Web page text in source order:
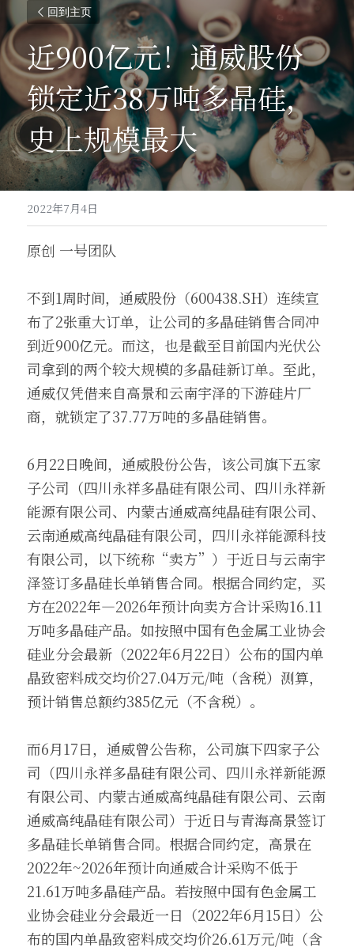
回到主页
近900亿元！通威股份
锁定近38万吨多晶硅，
史上规模最大
2022年7月4日
原创 一号团队
不到1周时间，通威股份（600438.SH）连续宣
布了2张重大订单，让公司的多晶硅销售合同冲
到近900亿元。而这，也是截至目前国内光伏公
司拿到的两个较大规模的多晶硅新订单。至此，
通威仅凭借来自高景和云南宇泽的下游硅片厂
商，就锁定了37.77万吨的多晶硅销售。
6月22日晚间，通威股份公告，该公司旗下五家
子公司（四川永祥多晶硅有限公司、四川永祥新
能源有限公司、内蒙古通威高纯晶硅有限公司、
云南通威高纯晶硅有限公司，四川永祥能源科技
有限公司，以下统称“卖方”）于近日与云南宇
泽签订多晶硅长单销售合同。根据合同约定，买
方在2022年—2026年预计向卖方合计采购16.11
万吨多晶硅产品。如按照中国有色金属工业协会
硅业分会最新（2022年6月22日）公布的国内单
晶致密料成交均价27.04万元/吨（含税）测算，
预计销售总额约385亿元（不含税）。
而6月17日，通威曾公告称，公司旗下四家子公
司（四川永祥多晶硅有限公司、四川永祥新能源
有限公司、内蒙古通威高纯晶硅有限公司、云南
通威高纯晶硅有限公司）于近日与青海高景签订
多晶硅长单销售合同。根据合同约定，高景在
2022年~2026年预计向通威合计采购不低于
21.61万吨多晶硅产品。若按照中国有色金属工
业协会硅业分会最近一日（2022年6月15日）公
布的国内单晶致密料成交均价26.61万元/吨（含